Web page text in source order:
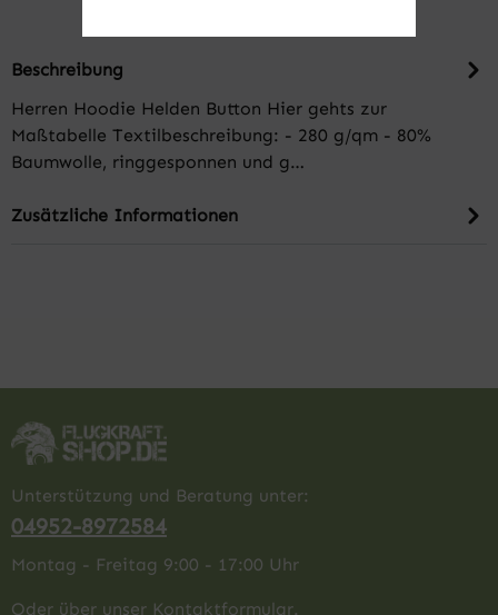
Beschreibung
Herren Hoodie Helden Button Hier gehts zur
Maßtabelle Textilbeschreibung: - 280 g/qm - 80%
Baumwolle, ringgesponnen und g…
Zusätzliche Informationen
Unterstützung und Beratung unter:
04952-8972584
Montag - Freitag 9:00 - 17:00 Uhr
Oder über unser Kontaktformular.